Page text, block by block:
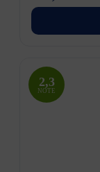
2,3
NOTE